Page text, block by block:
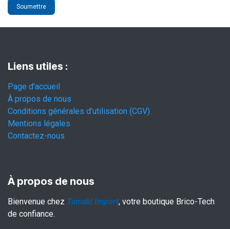
Soumettre
Liens utiles :
Page d'accueil
À propos de nous
Conditions générales d'utilisation (CGV).
Mentions légales
Contactez-nous
À propos de nous
Bienvenue chez Tamaki Import, votre boutique Brico-Tech
de confiance.